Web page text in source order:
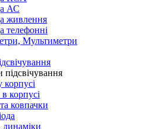
АС
живлення
телефонні
Мультиметри
корпусі
корпусі
ковпачки